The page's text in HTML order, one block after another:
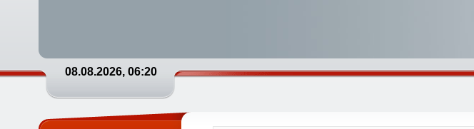
08.08.2026, 06:20